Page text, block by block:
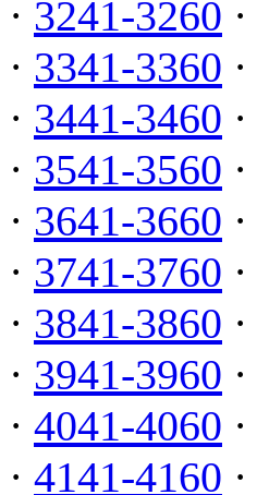
· 3241-3260 ·
· 3341-3360 ·
· 3441-3460 ·
· 3541-3560 ·
· 3641-3660 ·
· 3741-3760 ·
· 3841-3860 ·
· 3941-3960 ·
· 4041-4060 ·
· 4141-4160 ·